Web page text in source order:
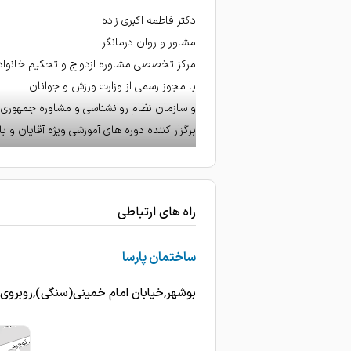
دکتر فاطمه اکبری زاده
مشاور و روان درمانگر
مرکز تخصصی مشاوره ازدواج و تحکیم
با مجوز رسمی از وزارت ورزش و جوانان
و سازمان نظام روانشناسی و مشاوره جمهوری
برگزار کننده دوره های آموزشی ویژه آقایان و
1.دوره های مشاوره قبل از ازدواج
4.دوره های تخصصی مهارت های زندگی نوجوانان
متخصص روانشناسی بالینی روان‌درمانگر
مشاوره قبل از ازدواج؛ خانواده و نوجوان
راه های ارتباطی
ساختمان پارسا
بوشهر,خیابان امام خمینی(سنگی),روبروی بانک